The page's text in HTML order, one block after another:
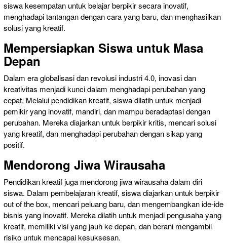
siswa kesempatan untuk belajar berpikir secara inovatif,
menghadapi tantangan dengan cara yang baru, dan menghasilkan
solusi yang kreatif.
Mempersiapkan Siswa untuk Masa
Depan
Dalam era globalisasi dan revolusi industri 4.0, inovasi dan
kreativitas menjadi kunci dalam menghadapi perubahan yang
cepat. Melalui pendidikan kreatif, siswa dilatih untuk menjadi
pemikir yang inovatif, mandiri, dan mampu beradaptasi dengan
perubahan. Mereka diajarkan untuk berpikir kritis, mencari solusi
yang kreatif, dan menghadapi perubahan dengan sikap yang
positif.
Mendorong Jiwa Wirausaha
Pendidikan kreatif juga mendorong jiwa wirausaha dalam diri
siswa. Dalam pembelajaran kreatif, siswa diajarkan untuk berpikir
out of the box, mencari peluang baru, dan mengembangkan ide-ide
bisnis yang inovatif. Mereka dilatih untuk menjadi pengusaha yang
kreatif, memiliki visi yang jauh ke depan, dan berani mengambil
risiko untuk mencapai kesuksesan.